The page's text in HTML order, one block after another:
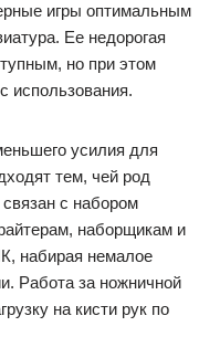
игры оптимальным
Ее недорогая
но при этом
использования.
усилия для
тем, чей род
с набором
наборщикам и
набирая немалое
Работа за ножничной
на кисти рук по